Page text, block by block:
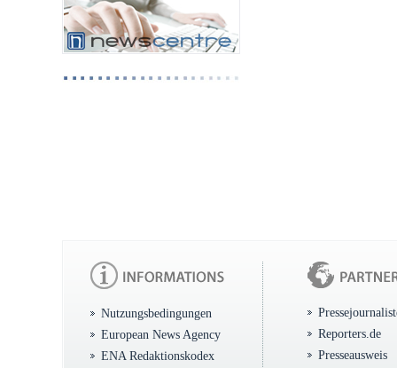
Nutzungsbedingungen
European News Agency
ENA Redaktionskodex
Reporters.de
Presseausweis